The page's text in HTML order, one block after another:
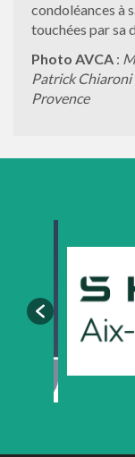
condoléances à
touchées par sa
Photo AVCA :
Patrick Chiaroni
Provence